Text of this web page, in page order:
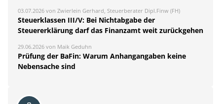
03.07.2026 von Zwierlein Gerhard, Steuerberater Dipl.Finw (FH)
Steuerklassen III/V: Bei Nichtabgabe der
Steuererklärung darf das Finanzamt weit zurückgehen
29.06.2026 von Maik Geduhn
Prüfung der BaFin: Warum Anhangangaben keine
Nebensache sind